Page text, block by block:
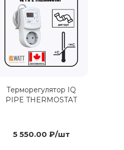
Терморегулятор IQ
PIPE THERMOSTAT
5 550.00 ₽/шт